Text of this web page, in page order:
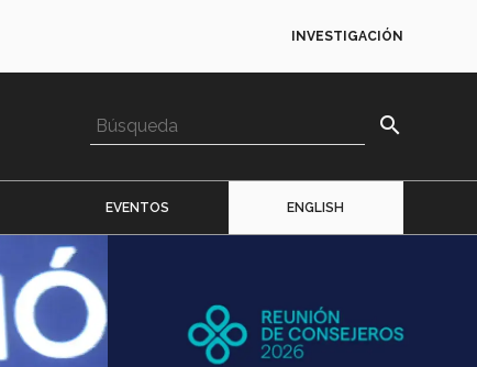
INVESTIGACIÓN
search
EVENTOS ENGLISH